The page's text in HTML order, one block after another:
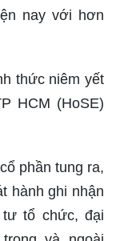
nay với hơn
thức niêm yết
HCM (HoSE)
phần tung ra,
hành ghi nhận
tổ chức, đại